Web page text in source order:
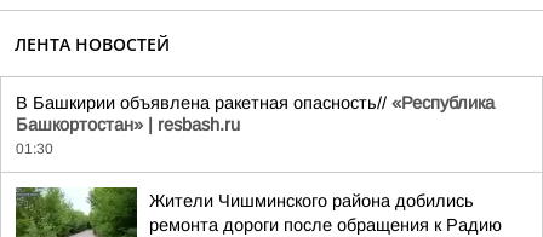
ЛЕНТА НОВОСТЕЙ
В Башкирии объявлена ракетная опасность// «Республика
Башкортостан» | resbash.ru
01:30
Жители Чишминского района добились
ремонта дороги после обращения к Радию